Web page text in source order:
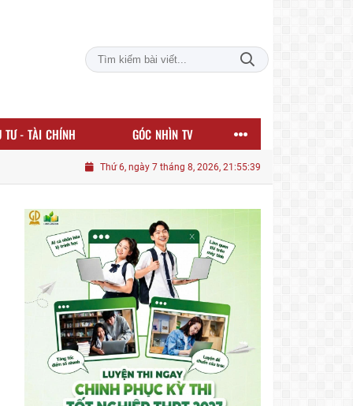
TƯ - TÀI CHÍNH GÓC NHÌN TV
Thứ 6, ngày 7 tháng 8, 2026, 21:55:40